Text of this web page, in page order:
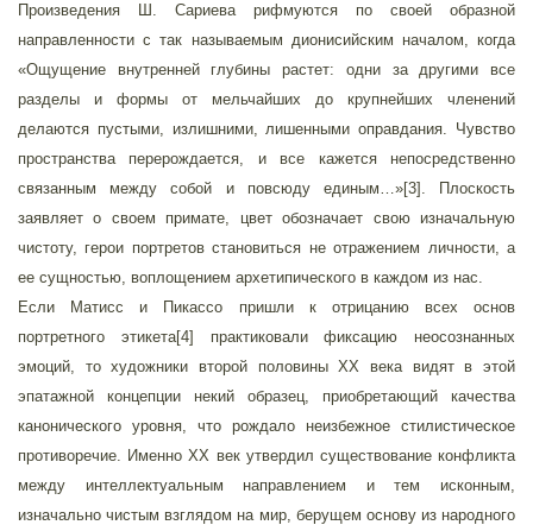
Произведения Ш. Сариева рифмуются по своей образной
направленности с так называемым дионисийским началом, когда
«Ощущение внутренней глубины растет: одни за другими все
разделы и формы от мельчайших до крупнейших членений
делаются пустыми, излишними, лишенными оправдания. Чувство
пространства перерождается, и все кажется непосредственно
связанным между собой и повсюду единым…»[3]. Плоскость
заявляет о своем примате, цвет обозначает свою изначальную
чистоту, герои портретов становиться не отражением личности, а
ее сущностью, воплощением архетипического в каждом из нас.
Если Матисс и Пикассо пришли к отрицанию всех основ
портретного этикета[4] практиковали фиксацию неосознанных
эмоций, то художники второй половины ХХ века видят в этой
эпатажной концепции некий образец, приобретающий качества
канонического уровня, что рождало неизбежное стилистическое
противоречие. Именно ХХ век утвердил существование конфликта
между интеллектуальным направлением и тем исконным,
изначально чистым взглядом на мир, берущем основу из народного